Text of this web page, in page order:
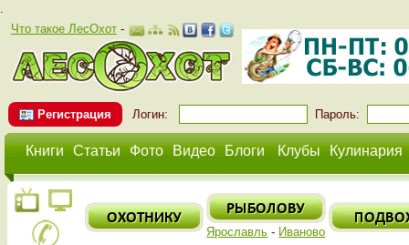
.
Что такое ЛесОхот-
Регистрация Логин: Пароль:
Книги Статьи Фото Видео Блоги Клубы Кулинария
Ярославль - Иваново